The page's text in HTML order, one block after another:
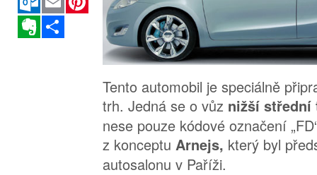
Evernote
Tento automobil je speciálně
trh. Jedná se o vůz nižší
nese pouze kódové označení
z konceptu Arnejs, který byl
autosalonu v Paříži.